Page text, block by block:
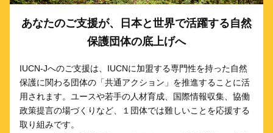
あなたのご支援が、日本と世界で活躍する自然
保護団体の底上げへ
IUCN-Jへのご支援は、IUCNに加盟する専門性を持った自然
保護に関わる団体の「共通アクション」を推進することに活
用されます。ユースや若手の人材育成、国際情報収集、協働
政策提言の場づくりなど、１団体では難しいことを応援する
取り組みです。